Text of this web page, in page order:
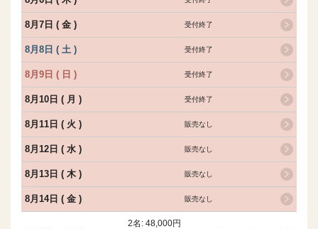
8月7日 ( 金 ) 受付終了
8月8日 ( 土 ) 受付終了
8月9日 ( 日 ) 受付終了
8月10日 ( 月 ) 受付終了
8月11日 ( 火 ) 販売なし
8月12日 ( 水 ) 販売なし
8月13日 ( 木 ) 販売なし
8月14日 ( 金 ) 販売なし
2名: 48,000円